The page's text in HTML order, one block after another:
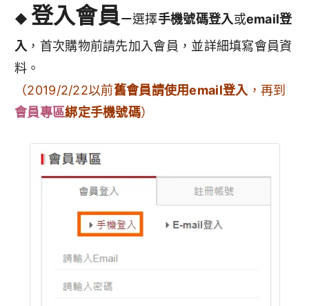
◆ 登入會員 －選擇手機號碼登入或email登
入 ，首次購物前請先加入會員，並詳細填寫會員資
料。
（2019/2/22以前舊會員請使用email登入 ，再到
會員專區綁定手機號碼）